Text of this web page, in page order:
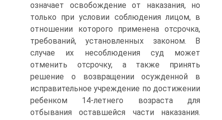
означает освобождение от наказания, но
только при условии соблюдения лицом, в
отношении которого применена отсрочка,
требований, установленных законом. В
случае их несоблюдения суд может
отменить отсрочку, а также принять
решение о возвращении осужденной в
исправительное учреждение по достижении
ребенком 14-летнего возраста для
отбывания оставшейся части наказания.